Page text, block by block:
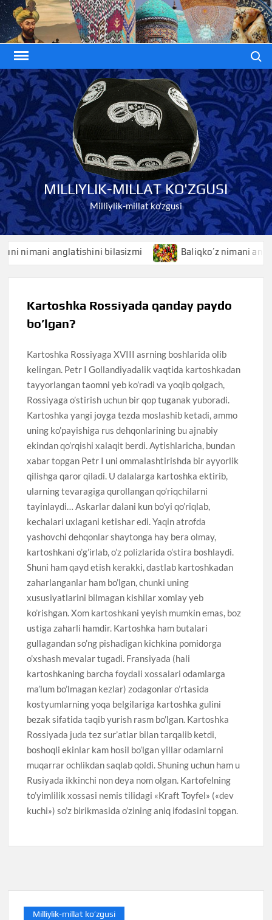
Skip
to
content
MILLIYLIK-MILLAT KO'ZGUSI
Milliylik-millat ko'zgusi
anglatishini bilasizmi Baliqko’z nimani
Kartoshka Rossiyada qanday paydo
bo’lgan?
Kartoshka Rossiyaga XVIII asrning boshlarida olib
kelingan. Petr I Gollandiyadalik vaqtida kartoshkadan
tayyorlangan taomni yeb ko’radi va yoqib qolgach,
Rossiyaga o’stirish uchun bir qop tuganak yuboradi.
Kartoshka yangi joyga tezda moslashib ketadi, ammo
uning ko’payishiga rus dehqonlarining bu ajnabiy
ekindan qo’rqishi xalaqit berdi. Aytishlaricha, bundan
xabar topgan Petr I uni ommalashtirishda bir ayyorlik
qilishga qaror qiladi. U dalalarga kartoshka ektirib,
ularning tevaragiga qurollangan qo’riqchilarni
tayinlaydi… Askarlar dalani kun bo’yi qo’riqlab,
kechalari uxlagani ketishar edi. Yaqin atrofda
yashovchi dehqonlar shaytonga hay bera olmay,
kartoshkani o’g’irlab, o’z polizlarida o’stira boshlaydi.
Shuni ham qayd etish kerakki, dastlab kartoshkadan
zaharlanganlar ham bo’lgan, chunki uning
xususiyatlarini bilmagan kishilar xomlay yeb
ko’rishgan. Xom kartoshkani yeyish mumkin emas, boz
ustiga zaharli hamdir. Kartoshka ham butalari
gullagandan so’ng pishadigan kichkina pomidorga
o’xshash mevalar tugadi. Fransiyada (hali
kartoshkaning barcha foydali xossalari odamlarga
ma’lum bo’lmagan kezlar) zodagonlar o’rtasida
kostyumlarning yoqa belgilariga kartoshka gulini
bezak sifatida taqib yurish rasm bo’lgan. Kartoshka
Rossiyada juda tez sur’atlar bilan tarqalib ketdi,
boshoqli ekinlar kam hosil bo’lgan yillar odamlarni
muqarrar ochlikdan saqlab qoldi. Shuning uchun ham u
Rusiyada ikkinchi non deya nom olgan. Kartofelning
to’yimlilik xossasi nemis tilidagi «Kraft Toyfel» («dev
kuchi») so’z birikmasida o’zining aniq ifodasini topgan.
Milliylik-millat ko’zgusi